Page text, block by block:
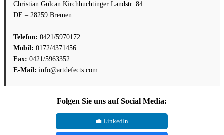
Christian Gülcan Kirchhuchtinger Landstr. 84
DE – 28259 Bremen
Telefon: 0421/5970172
Mobil: 0172/4371456
Fax: 0421/5963352
E-Mail: info@artdefects.com
Folgen Sie uns auf Social Media:
💼 LinkedIn